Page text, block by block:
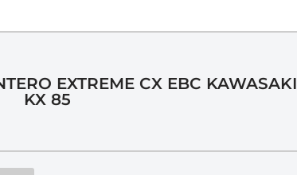
EXTREME CX EBC KAWASAKI
KX 85